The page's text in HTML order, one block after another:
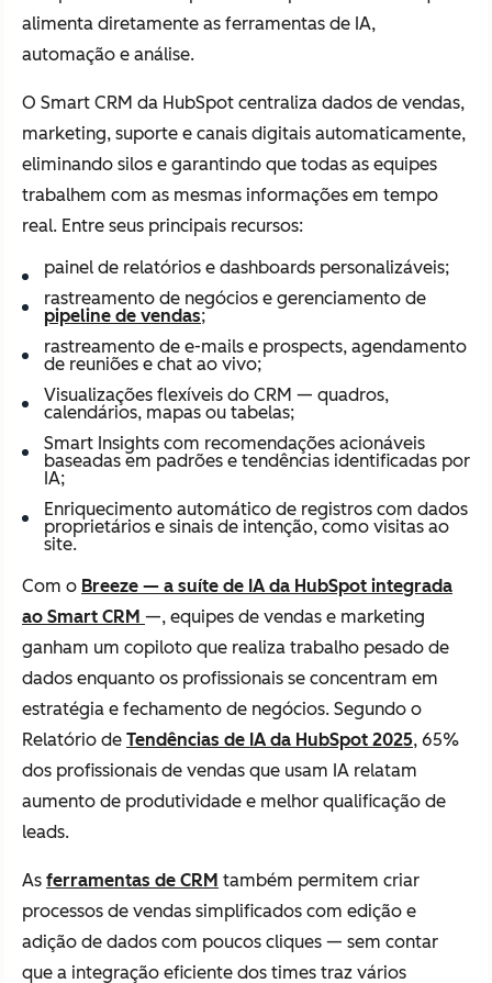
alimenta diretamente as ferramentas de IA,
automação e análise.
O Smart CRM da HubSpot centraliza dados de vendas,
marketing, suporte e canais digitais automaticamente,
eliminando silos e garantindo que todas as equipes
trabalhem com as mesmas informações em tempo
real. Entre seus principais recursos:
painel de relatórios e dashboards personalizáveis;
rastreamento de negócios e gerenciamento de
pipeline de vendas;
rastreamento de e-mails e prospects, agendamento
de reuniões e chat ao vivo;
Visualizações flexíveis do CRM — quadros,
calendários, mapas ou tabelas;
Smart Insights com recomendações acionáveis
baseadas em padrões e tendências identificadas por
IA;
Enriquecimento automático de registros com dados
proprietários e sinais de intenção, como visitas ao
site.
Com o Breeze — a suíte de IA da HubSpot integrada
ao Smart CRM —, equipes de vendas e marketing
ganham um copiloto que realiza trabalho pesado de
dados enquanto os profissionais se concentram em
estratégia e fechamento de negócios. Segundo o
Relatório de Tendências de IA da HubSpot 2025, 65%
dos profissionais de vendas que usam IA relatam
aumento de produtividade e melhor qualificação de
leads.
As ferramentas de CRM também permitem criar
processos de vendas simplificados com edição e
adição de dados com poucos cliques — sem contar
que a integração eficiente dos times traz vários